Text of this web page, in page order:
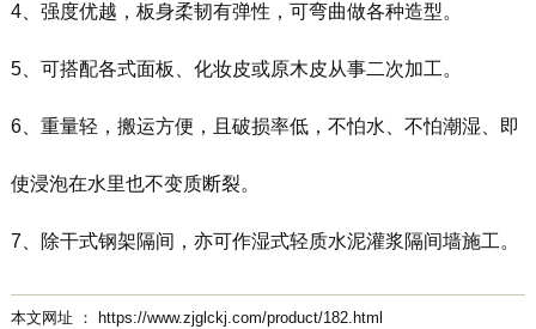
4、强度优越，板身柔韧有弹性，可弯曲做各种造型。
5、可搭配各式面板、化妆皮或原木皮从事二次加工。
6、重量轻，搬运方便，且破损率低，不怕水、不怕潮湿、即
使浸泡在水里也不变质断裂。
7、除干式钢架隔间，亦可作湿式轻质水泥灌浆隔间墙施工。
本文网址 ： https://www.zjglckj.com/product/182.html